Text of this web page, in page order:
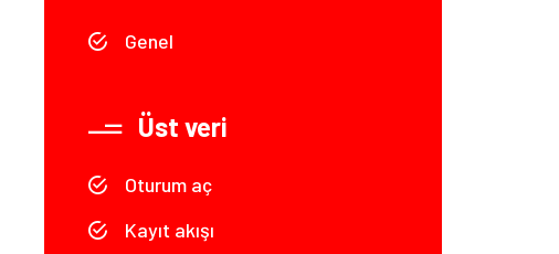
Genel
Üst veri
Oturum aç
Kayıt akışı